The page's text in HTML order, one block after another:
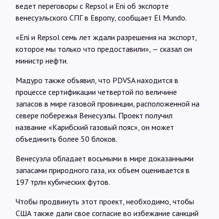
ведет переговоры с Repsol и Eni об экспорте
венесуэльского СПГ в Европу, сообщает El Mundo.
«Eni и Repsol семь лет ждали разрешения на экспорт,
которое мы только что предоставили», — сказал он
министр нефти.
Мадуро также объявил, что PDVSA находится в
процессе сертификации четвертой по величине
запасов в мире газовой провинции, расположенной на
севере побережья Венесуэлы. Проект получил
название «Карибский газовый пояс», он может
объединить более 50 блоков.
Венесуэла обладает восьмыми в мире доказанными
запасами природного газа, их объем оценивается в
197 трлн кубических футов.
Чтобы продвинуть этот проект, необходимо, чтобы
США также дали свое согласие во избежание санкций